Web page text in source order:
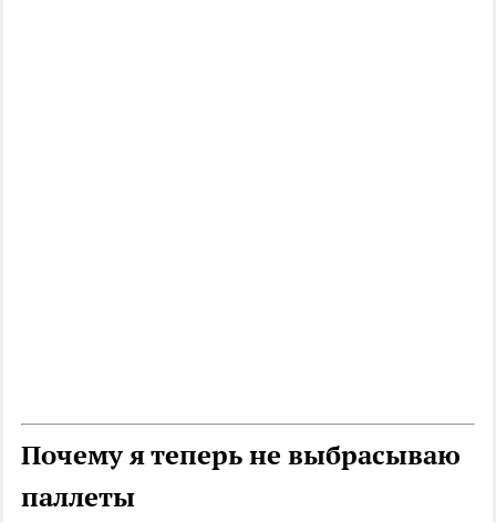
Почему я теперь не выбрасываю
паллеты